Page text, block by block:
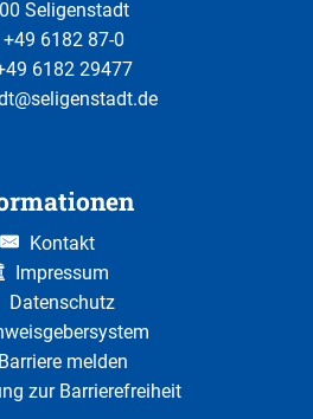
Seligenstadt
+49 6182 87-0
6182 29477
Kontakt
Impressum
Datenschutz
Barriere melden
zur Barrierefreiheit